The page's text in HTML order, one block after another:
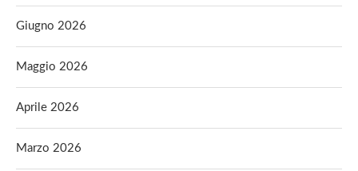
Giugno 2026
Maggio 2026
Aprile 2026
Marzo 2026